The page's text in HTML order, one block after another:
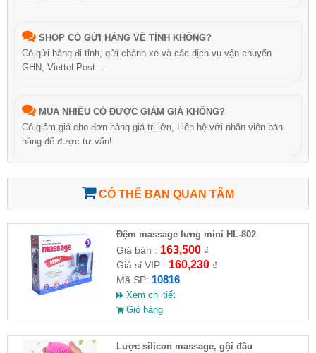
SHOP CÓ GỬI HÀNG VỀ TỈNH KHÔNG?
Có gửi hàng đi tỉnh, gửi chành xe và các dịch vụ vận chuyển
GHN, Viettel Post…
MUA NHIỀU CÓ ĐƯỢC GIẢM GIÁ KHÔNG?
Có giảm giá cho đơn hàng giá trị lớn, Liên hệ với nhân viên bán
hàng để được tư vấn!
CÓ THỂ BẠN QUAN TÂM
Đệm massage lưng mini HL-802
Giá bán : 163,500₫
Giá sỉ VIP : 160,230₫
Mã SP: 10816
Xem chi tiết
Giỏ hàng
Lược silicon massage, gội đầu